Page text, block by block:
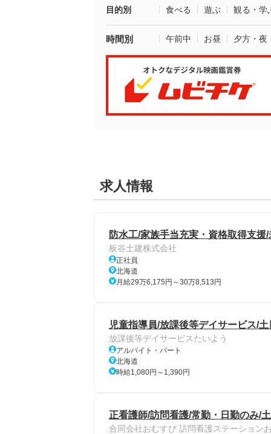
目的別 食べる 遊ぶ 観る・学
時間別 午前中 お昼 夕方・夜
求人情報
防水工/家族手当充実・資格取得支援
板谷土建株式会社
正社員
北海道
月給29万6,175円～30万8,513円
児童指導員/放課後等デイサービス/
放課後等デイサービスたいよう
アルバイト・パート
北海道
時給1,080円～1,390円
正看護師/訪問看護/常勤・日勤のみ/
合同会社おむすび 訪問看護ステーション